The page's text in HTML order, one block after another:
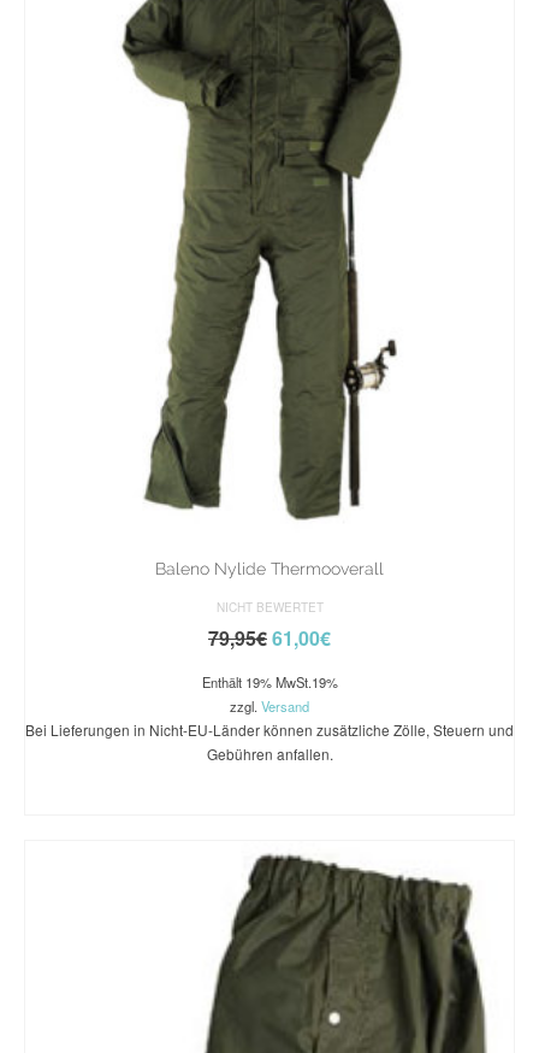
Baleno Nylide Thermooverall
NICHT BEWERTET
79,95€61,00€
Enthält 19% MwSt.19%
zzgl. Versand
Bei Lieferungen in Nicht-EU-Länder können zusätzliche Zölle, Steuern und
Gebühren anfallen.